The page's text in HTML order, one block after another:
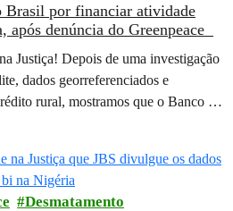
Brasil por financiar atividade
após denúncia do Greenpeace
Justiça! Depois de uma investigação
dados georreferenciados e
rural, mostramos que o Banco do
Desmatamento